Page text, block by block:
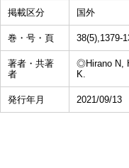
掲載区分 国外
巻・号・頁 38(5),1379-
著者・共著
者
◎Hirano N,
K.
発行年月 2021/09/13